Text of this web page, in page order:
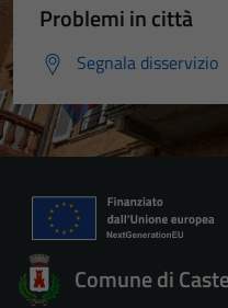
Problemi in città
Segnala disservizio
Comune di